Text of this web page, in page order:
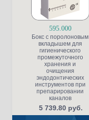
595.000
Бокс с поролоновым
вкладышем для
гигиенического
промежуточного
хранения и
очищения
эндодонтических
инструментов при
препарировании
каналов
5 739.80 руб.